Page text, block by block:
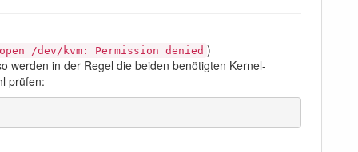
open /dev/kvm: Permission denied )
werden in der Regel die beiden benötigten Kernel-
prüfen: